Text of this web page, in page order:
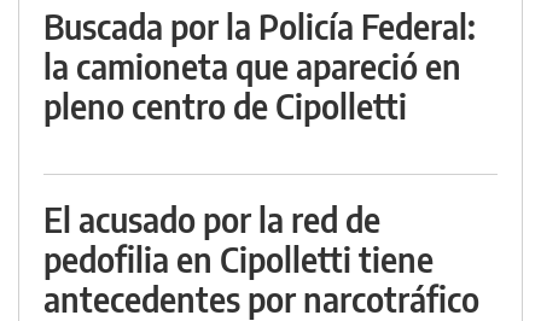
Buscada por la Policía Federal:
la camioneta que apareció en
pleno centro de Cipolletti
El acusado por la red de
pedofilia en Cipolletti tiene
antecedentes por narcotráfico